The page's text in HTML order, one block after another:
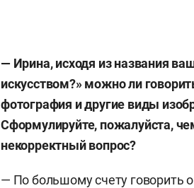
— Ирина,исходя из названия в
искусством?» можноли
фотография идругие виды
Сформулируйте, пожалуйста,
некорректный вопрос?
— По большому счету говорить